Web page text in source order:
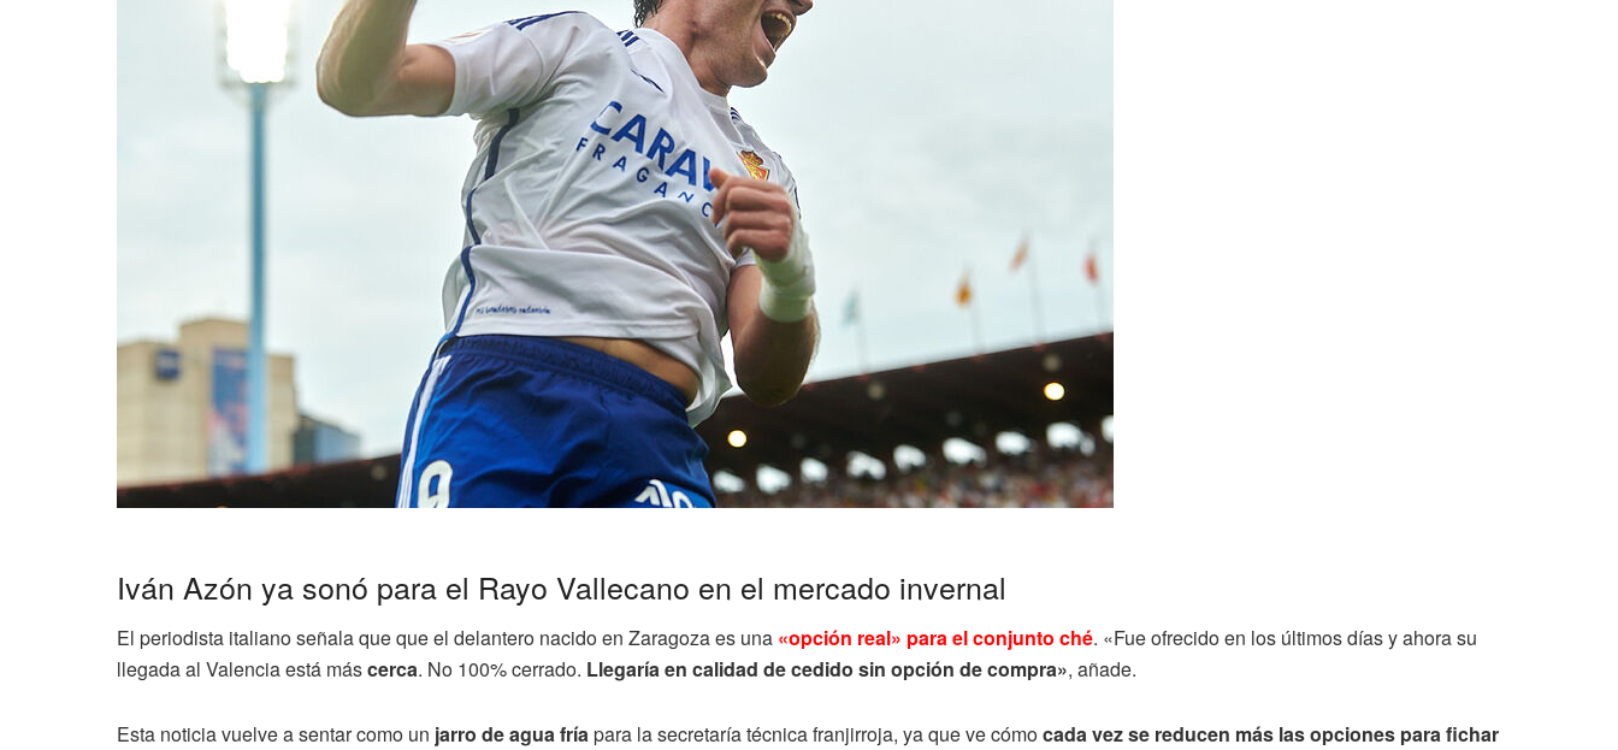
Iván Azón ya sonó para el Rayo Vallecano en el mercado invernal
El periodista italiano señala que que el delantero nacido en Zaragoza es una «opción real» para el conjunto ché. «Fue ofrecido en los últimos días y ahora su
llegada al Valencia está máscerca. No 100% cerrado. Llegaría en calidad de cedido sin opción de compra», añade.
Esta noticia vuelve a sentar como un jarro de agua fríapara la secretaría técnica franjirroja, ya que ve cómocada vez se reducen más las opciones para fichar